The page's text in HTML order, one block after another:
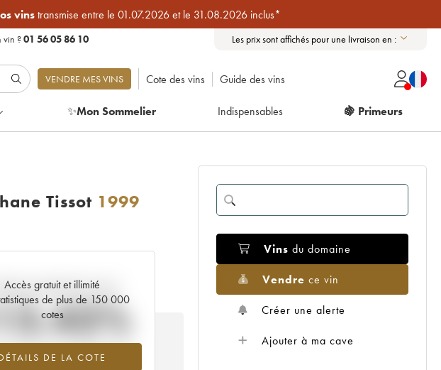
vinstransmise entre le 01.07.2026 et le 31.08.2026 inclus*
vin ?01 56 05 86 10 Les prix sont affichés pour une livraison en :
VENDRE MES VINS Cote des vins Guide des vins
✨Mon Sommelier Indispensables 🍇 Primeurs
Tissot 1999
Accès gratuit et illimité
de plus de 150 000
cotes
DE LA COTE
actuelle de la cote
à la hausse du millésime 1999
2026 par rapport à 2025
Vins du domaine
Vendre ce vin
Créer une alerte
Ajouter à ma cave